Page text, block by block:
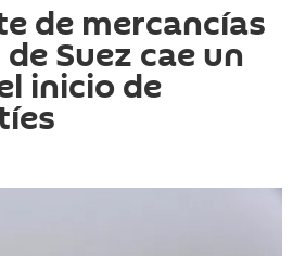
de mercancías
Suez cae un
inicio de